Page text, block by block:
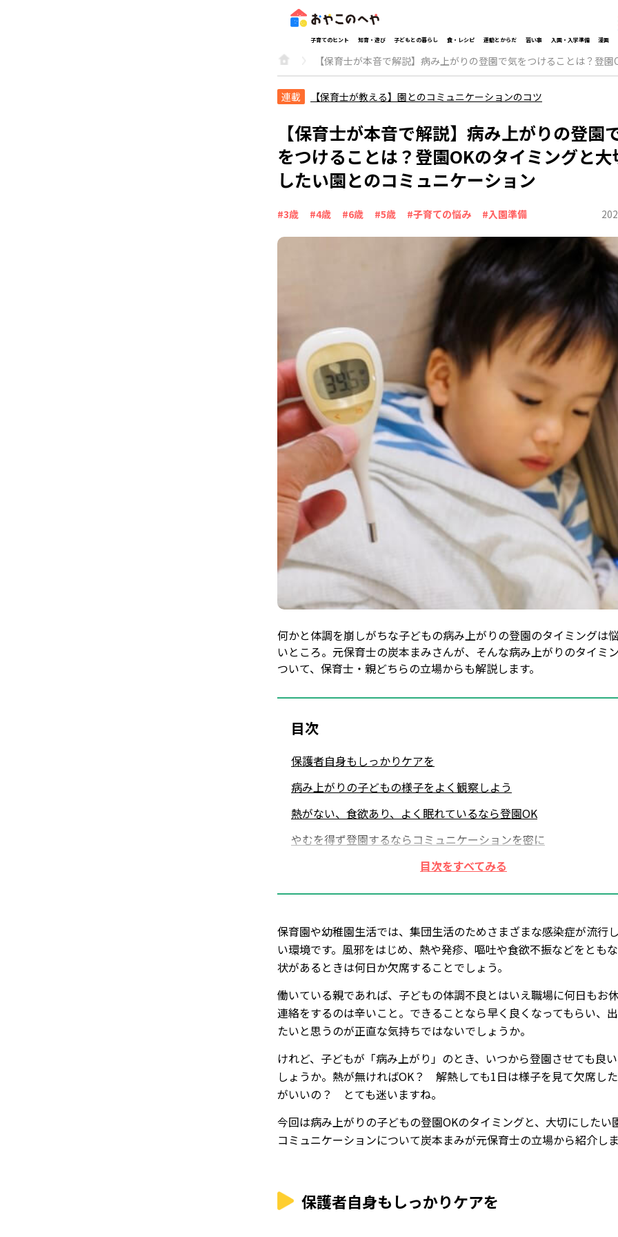
子育てのヒント 知育・遊び 子どもとの暮らし 食・レシピ 運動とからだ 習い事 入園・入学準備 漫画
【保育士が本音で解説】病み上がりの登園で気をつけることは？登
連載 【保育士が教える】園とのコミュニケーションのコツ
【保育士が本音で解説】病み上がりの登園
をつけることは？登園OKのタイミングと大
したい園とのコミュニケーション
#3歳 #4歳 #6歳 #5歳 #子育ての悩み #入園準備
何かと体調を崩しがちな子どもの病み上がりの登園のタイミングは
いところ。元保育士の炭本まみさんが、そんな病み上がりのタイミ
ついて、保育士・親どちらの立場からも解説します。
目次
保護者自身もしっかりケアを
病み上がりの子どもの様子をよく観察しよう
熱がない、食欲あり、よく眠れているなら登園OK
やむを得ず登園するならコミュニケーションを密に
職場にも早退の可能性があることを伝えておこう
体調不良を長引かせないためにもしっかり休ませよう
保育園や幼稚園生活では、集団生活のためさまざまな感染症が流行
い環境です。風邪をはじめ、熱や発疹、嘔吐や食欲不振などをとも
状があるときは何日か欠席することでしょう。
働いている親であれば、子どもの体調不良とはいえ職場に何日もお
連絡をするのは辛いこと。できることなら早く良くなってもらい、
たいと思うのが正直な気持ちではないでしょうか。
けれど、子どもが「病み上がり」のとき、いつから登園させても良
しょうか。熱が無ければOK？ 解熱しても1日は様子を見て欠席し
がいいの？ とても迷いますね。
今回は病み上がりの子どもの登園OKのタイミングと、大切にしたい
コミュニケーションについて炭本まみが元保育士の立場から紹介しま
保護者自身もしっかりケアを